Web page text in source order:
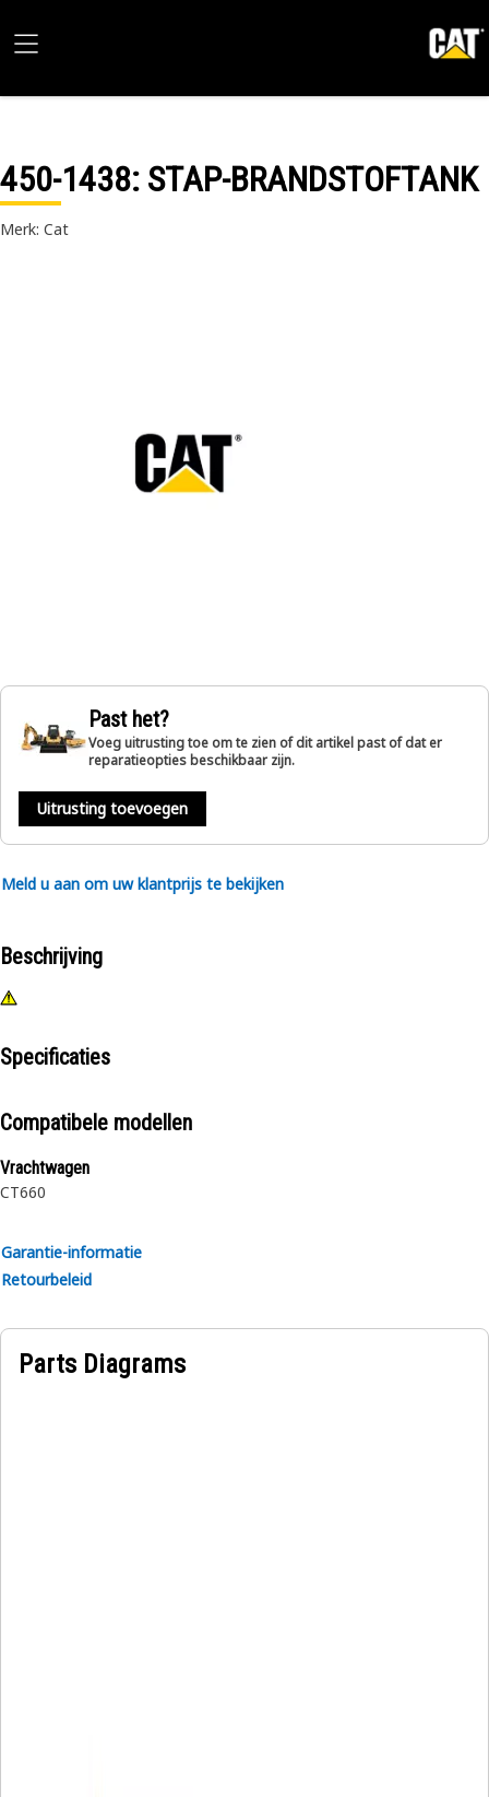
450-1438: STAP-BRANDSTOFTANK
Merk: Cat
Past het?
Voeg uitrusting toe om te zien of dit artikel past of dat er
reparatieopties beschikbaar zijn.
Uitrusting toevoegen
Meld u aan om uw klantprijs te bekijken
Beschrijving
Specificaties
Compatibele modellen
Vrachtwagen
CT660
Garantie-informatie
Retourbeleid
Parts Diagrams